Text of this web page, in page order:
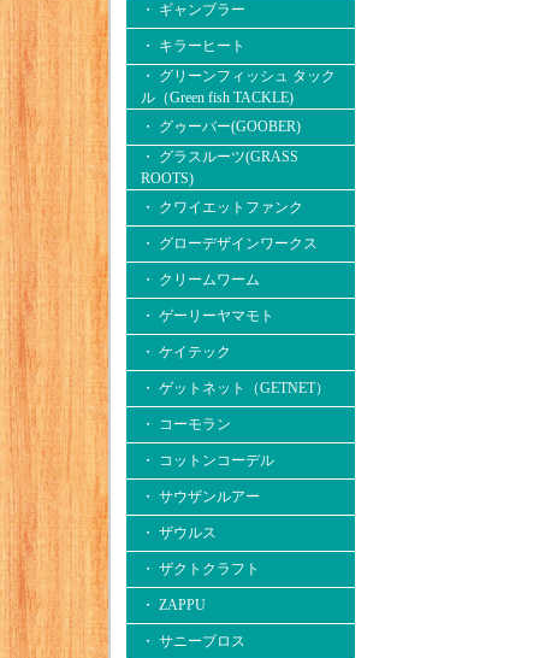
・ ギャンブラー
・ キラーヒート
・ グリーンフィッシュ タック
ル（Green fish TACKLE)
・ グゥーバー(GOOBER)
・ グラスルーツ(GRASS
ROOTS)
・ クワイエットファンク
・ グローデザインワークス
・ クリームワーム
・ ゲーリーヤマモト
・ ケイテック
・ ゲットネット（GETNET）
・ コーモラン
・ コットンコーデル
・ サウザンルアー
・ ザウルス
・ ザクトクラフト
・ ZAPPU
・ サニーブロス